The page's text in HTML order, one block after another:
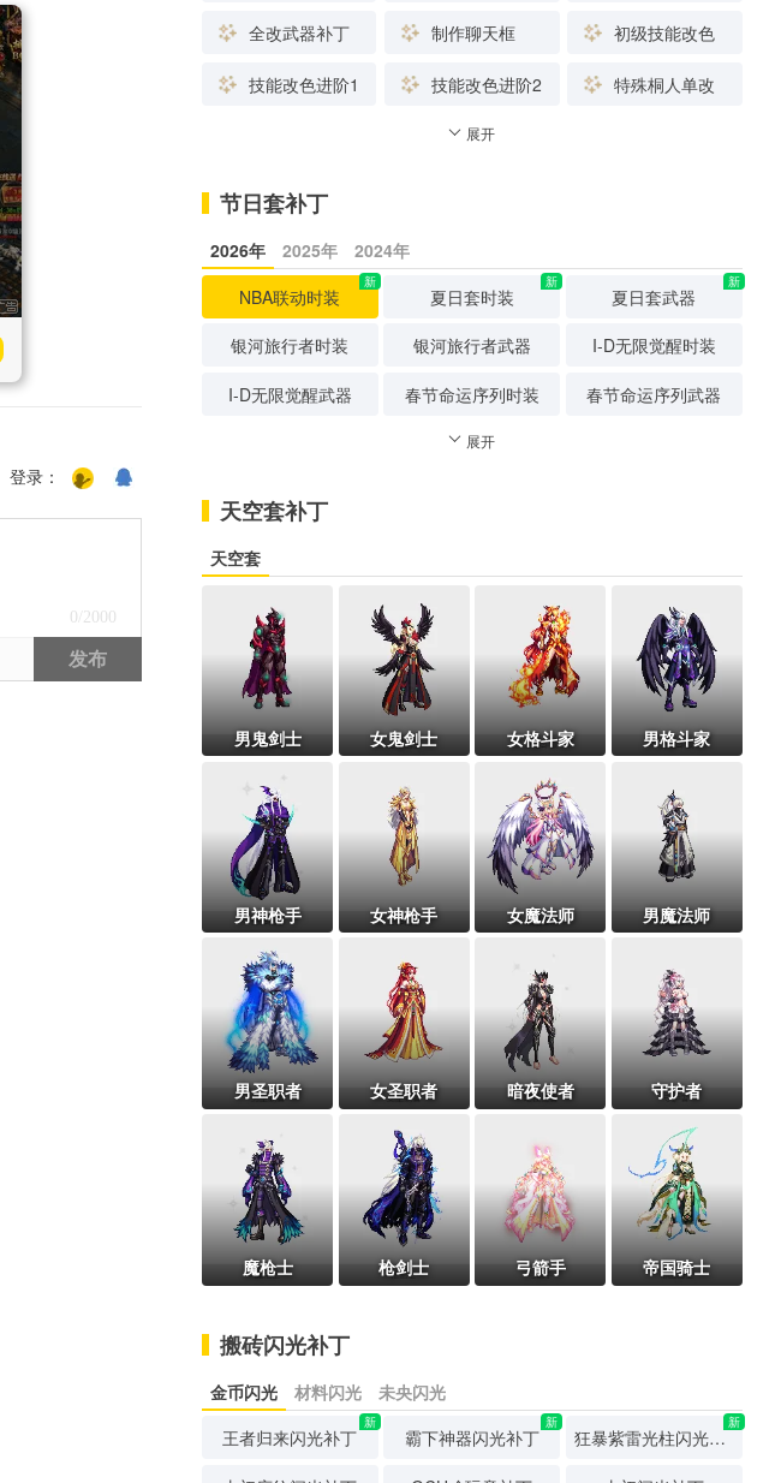
登录：
0 /2000
发布
全改武器补丁 制作聊天框 初级技能改色
技能改色进阶1 技能改色进阶2 特殊桐人单改
展开
节日套补丁
2026年 2025年
2024年
NBA联动时装
新
夏日套时装
新
夏日套武器
新
银河旅行者时装 银河旅行者武器 I-D无限觉醒时装
I-D无限觉醒武器 春节命运序列时装 春节命运序列武器
展开
天空套补丁
天空套
男鬼剑士 女鬼剑士 女格斗家 男格斗家
男神枪手 女神枪手 女魔法师 男魔法师
男圣职者 女圣职者 暗夜使者 守护者
魔枪士 枪剑士 弓箭手 帝国骑士
搬砖闪光补丁
金币闪光 材料闪光
未央闪光
王者归来闪光补丁
新
霸下神器闪光补丁
新
狂暴紫雷光柱闪光补丁
新